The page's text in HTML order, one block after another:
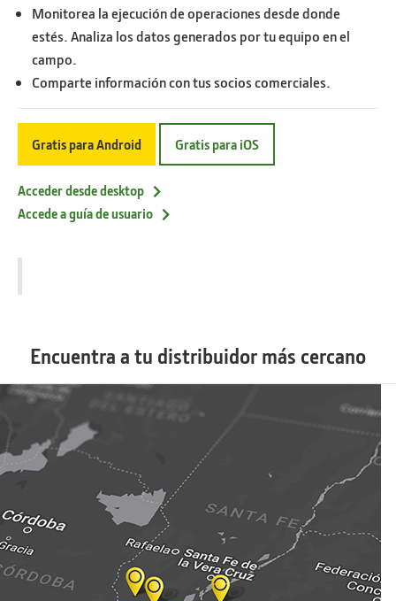
Monitorea la ejecución de operaciones desde donde
estés. Analiza los datos generados por tu equipo en el
campo.
Comparte información con tus socios comerciales.
Gratis para Android Gratis para iOS
Acceder desde desktop
Accede a guía de usuario
Encuentra a tu distribuidor más cercano